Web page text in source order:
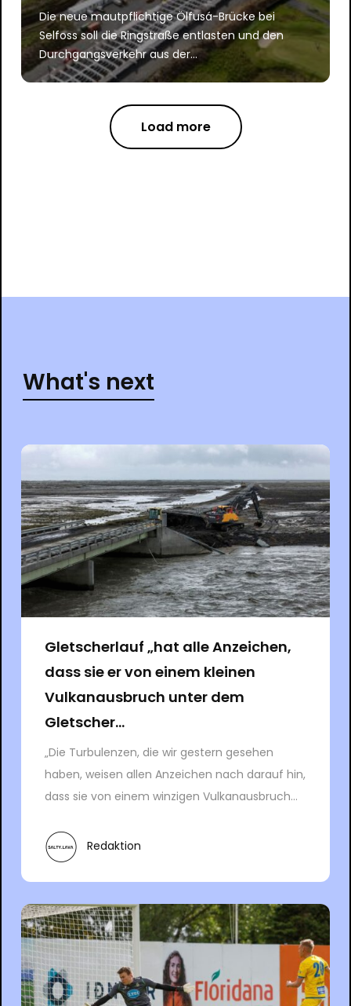
Die neue mautpflichtige Ölfusá-Brücke bei
Selfoss soll die Ringstraße entlasten und den
Durchgangsverkehr aus der...
Load more
What's next
Gletscherlauf „hat alle Anzeichen,
dass sie er von einem kleinen
Vulkanausbruch unter dem
Gletscher...
„Die Turbulenzen, die wir gestern gesehen
haben, weisen allen Anzeichen nach darauf hin,
dass sie von einem winzigen Vulkanausbruch...
Redaktion